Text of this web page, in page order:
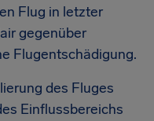
Flug in letzter
gegenüber
Flugentschädigung.
des Fluges
Einflussbereichs